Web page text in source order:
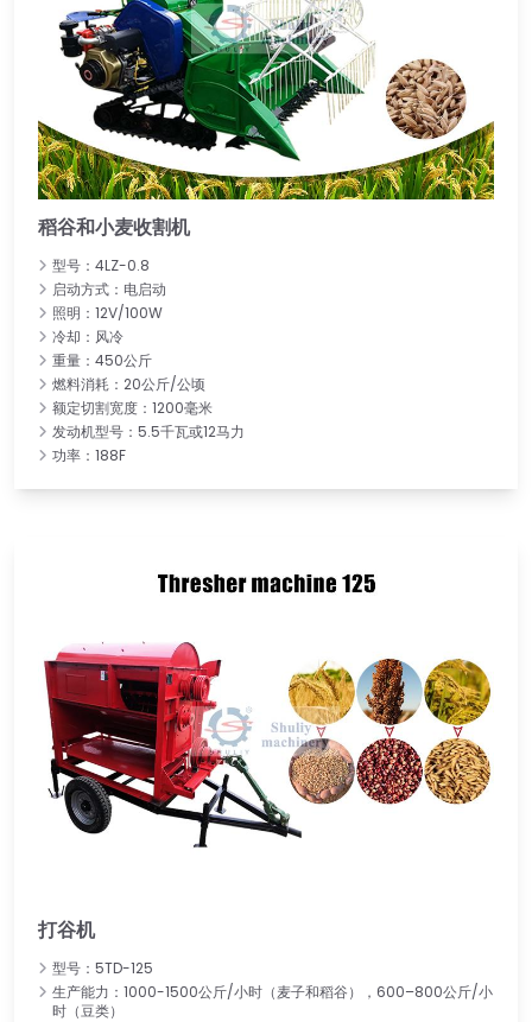
稻谷和小麦收割机
型号：4LZ-0.8
启动方式：电启动
照明：12V/100W
冷却：风冷
重量：450公斤
燃料消耗：20公斤/公顷
额定切割宽度：1200毫米
发动机型号：5.5千瓦或12马力
功率：188F
打谷机
型号：5TD-125
生产能力：1000-1500公斤/小时（麦子和稻谷），600–800公斤/小
时（豆类）